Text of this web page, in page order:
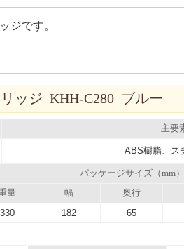
ジです。
ッジ KHH-C280 ブルー
主要
ABS樹脂、ス
パッケージサイズ（mm）
量 幅 奥行
330 182 65